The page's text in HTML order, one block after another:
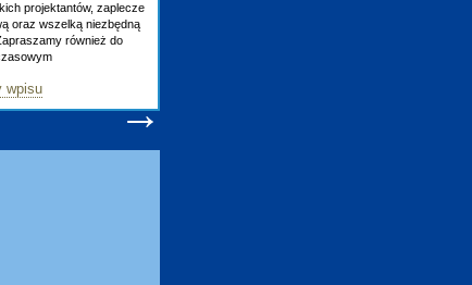
projektantów, zaplecze
oraz wszelką niezbędną
również do
wpisu
→